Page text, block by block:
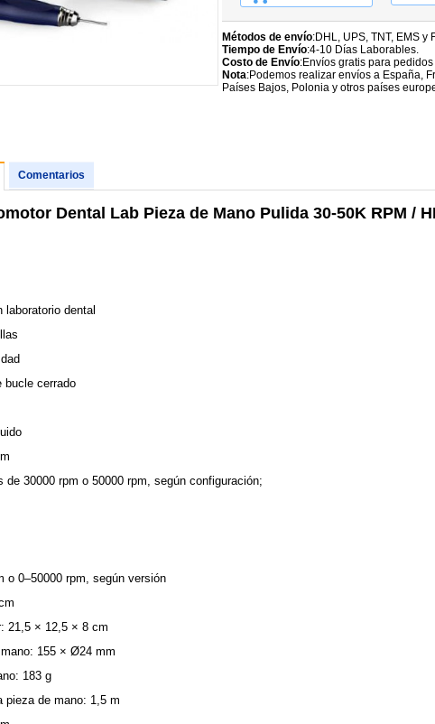
Métodos de envío:DHL, UPS, TNT, EMS y
Tiempo de Envío:4-10 Días Laborables.
Costo de Envío:Envíos gratis para
Nota:Podemos realizar envíos a España,
Países Bajos, Polonia y otros países
Comentarios
Dental Lab Pieza de Mano Pulida 30-50K RPM /
laboratorio dental
bucle cerrado
de 30000 rpm o 50000 rpm, según configuración;
o 0–50000 rpm, según versión
21,5 × 12,5 × 8 cm
155 × Ø24 mm
183 g
pieza de mano: 1,5 m